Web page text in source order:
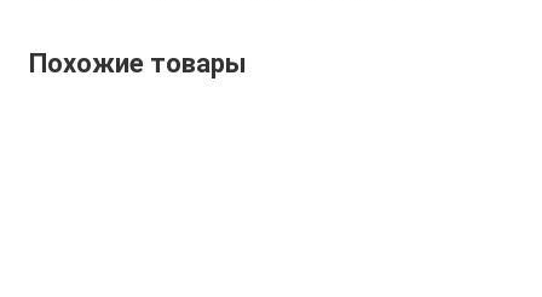
Похожие товары